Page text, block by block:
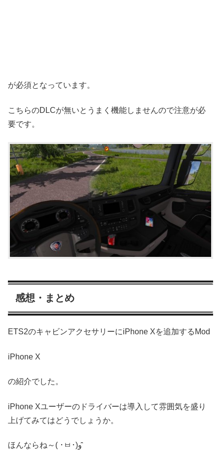
が必須となっています。
こちらのDLCが無いとうまく機能しませんので注意が必
要です。
感想・まとめ
ETS2のキャビンアクセサリーにiPhone Xを追加するMod
iPhone X
の紹介でした。
iPhone Xユーザーのドライバーは導入して雰囲気を盛り
上げてみてはどうでしょうか。
ほんならね～( ･ㅂ･)و ̑̑